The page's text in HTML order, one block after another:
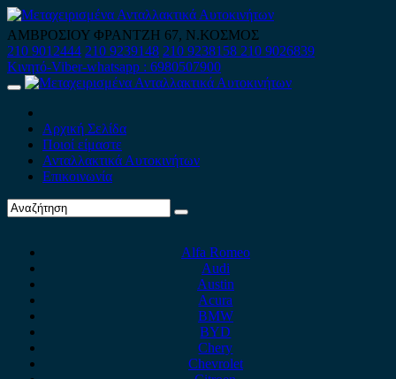
Skip
to
content
ΑΜΒΡΟΣΙΟΥ ΦΡΑΝΤΖΗ 67, Ν.ΚΟΣΜΟΣ
210 9012444 210 9239148 210 9238158 210 9026839
Κινητό-Viber-whatsapp : 6980507900
Primary
Αρχική Σελίδα
Ποιοί είμαστε
Ανταλλακτικά Αυτοκινήτων
Επικοινωνία
Alfa Romeo
Audi
Austin
Acura
BMW
BYD
Chery
Chevrolet